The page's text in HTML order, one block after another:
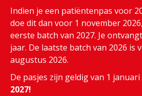
Indien je een patiëntenpas voor
doe dit dan voor 1 november
eerste batch van 2027. Je
jaar. De laatste batch van 2026 is
augustus 2026.
De pasjes zijn geldig van 1
2027!